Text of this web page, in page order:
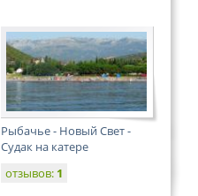
Рыбачье - Новый Свет -
Судак на катере
отзывов: 1